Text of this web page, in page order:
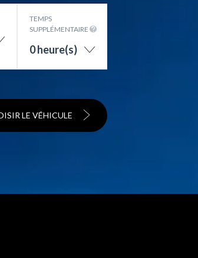
TEMPS
SUPPLÉMENTAIRE
0 heure(s)
LE VÉHICULE